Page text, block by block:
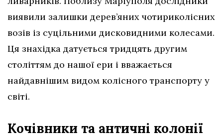
виявили залишки дерев’яних чотириколісних
возів із суцільними дисковидними колесами.
Ця знахідка датується тридцять другим
століттям до нашої ери і вважається
найдавнішим видом колісного транспорту у
світі.
Кочівники та античні колонії